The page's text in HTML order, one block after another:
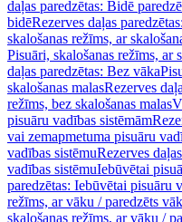
daļas paredzētas: Bidē
bidēRezerves daļas
skalošanas režīms, ar
Pisuāri, skalošanas režīms, ar
daļas paredzētas: Bez vāka
skalošanas malasRezerves
režīms, bez skalošanas malas
pisuāru vadības sistēmām
vai zemapmetuma pisuāru
vadības sistēmuRezerves
vadības sistēmuIebūvētai
paredzētas: Iebūvētai pisuāru
režīms, ar vāku / paredzēts
skalošanas režīms, ar vāku /